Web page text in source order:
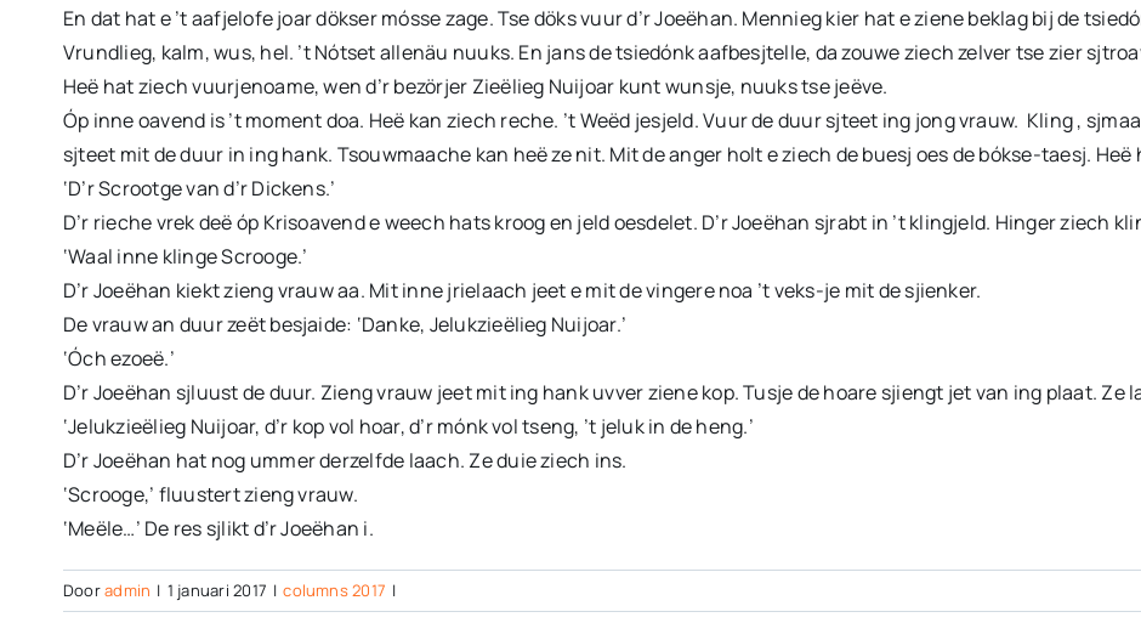
En dat hat e ’t aafjelofe joar dökser mósse zage. Tse döks vuur d’r Joeëhan. Mennieg kier hat e ziene beklag bij de
Vrundlieg, kalm, wus, hel. ’t Nótset allenäu nuuks. En jans de tsiedónk aafbesjtelle, da zouwe ziech zelver tse zier
Heë hat ziech vuurjenoame, wen d’r bezörjer Zieëlieg Nuijoar kunt wunsje, nuuks tse jeëve.
Óp inne oavend is ’t moment doa. Heë kan ziech reche. ’t Weëd jesjeld. Vuur de duur sjteet ing jong vrauw. Kling ,
sjteet mit de duur in ing hank. Tsouwmaache kan heë ze nit. Mit de anger holt e ziech de buesj oes de bókse-taesj.
‘D’r Scrootge van d’r Dickens.’
D’r rieche vrek deë óp Krisoavend e weech hats kroog en jeld oesdelet. D’r Joeëhan sjrabt in ’t klingjeld. Hinger ziech
‘Waal inne klinge Scrooge.’
D’r Joeëhan kiekt zieng vrauw aa. Mit inne jrielaach jeet e mit de vingere noa ’t veks-je mit de sjienker.
De vrauw an duur zeët besjaide: ‘Danke, Jelukzieëlieg Nuijoar.’
‘Óch ezoeë.’
D’r Joeëhan sjluust de duur. Zieng vrauw jeet mit ing hank uvver ziene kop. Tusje de hoare sjiengt jet van ing plaat. Ze
‘Jelukzieëlieg Nuijoar, d’r kop vol hoar, d’r mónk vol tseng, ’t jeluk in de heng.’
D’r Joeëhan hat nog ummer derzelfde laach. Ze duie ziech ins.
‘Scrooge,’ fluustert zieng vrauw.
‘Meële…’ De res sjlikt d’r Joeëhan i.
Dooradmin | 1 januari 2017 | columns 2017 |